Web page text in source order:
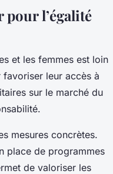
l’égalité
et les femmes est loin
favoriser leur accès à
sur le marché du
mesures concrètes.
place de programmes
de valoriser les